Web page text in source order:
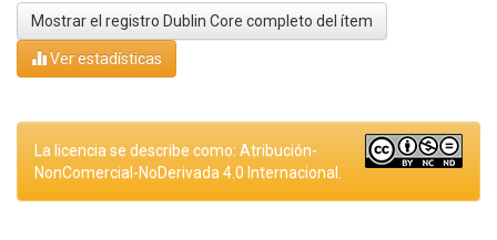
Mostrar el registro Dublin Core completo del ítem
Ver estadísticas
La licencia se describe como: Atribución-
NonComercial-NoDerivada 4.0 Internacional.